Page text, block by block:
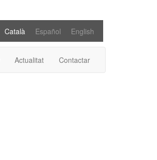
Català Español English
Actualitat Contactar